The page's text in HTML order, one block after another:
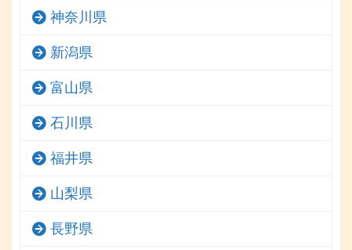
神奈川県
新潟県
富山県
石川県
福井県
山梨県
長野県